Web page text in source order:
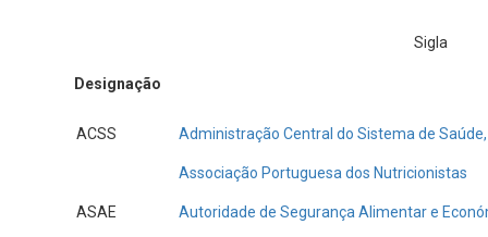
Sigla
Designação
ACSS Administração Central do Sistema de Saúde,
Associação Portuguesa dos Nutricionistas
ASAE Autoridade de Segurança Alimentar e